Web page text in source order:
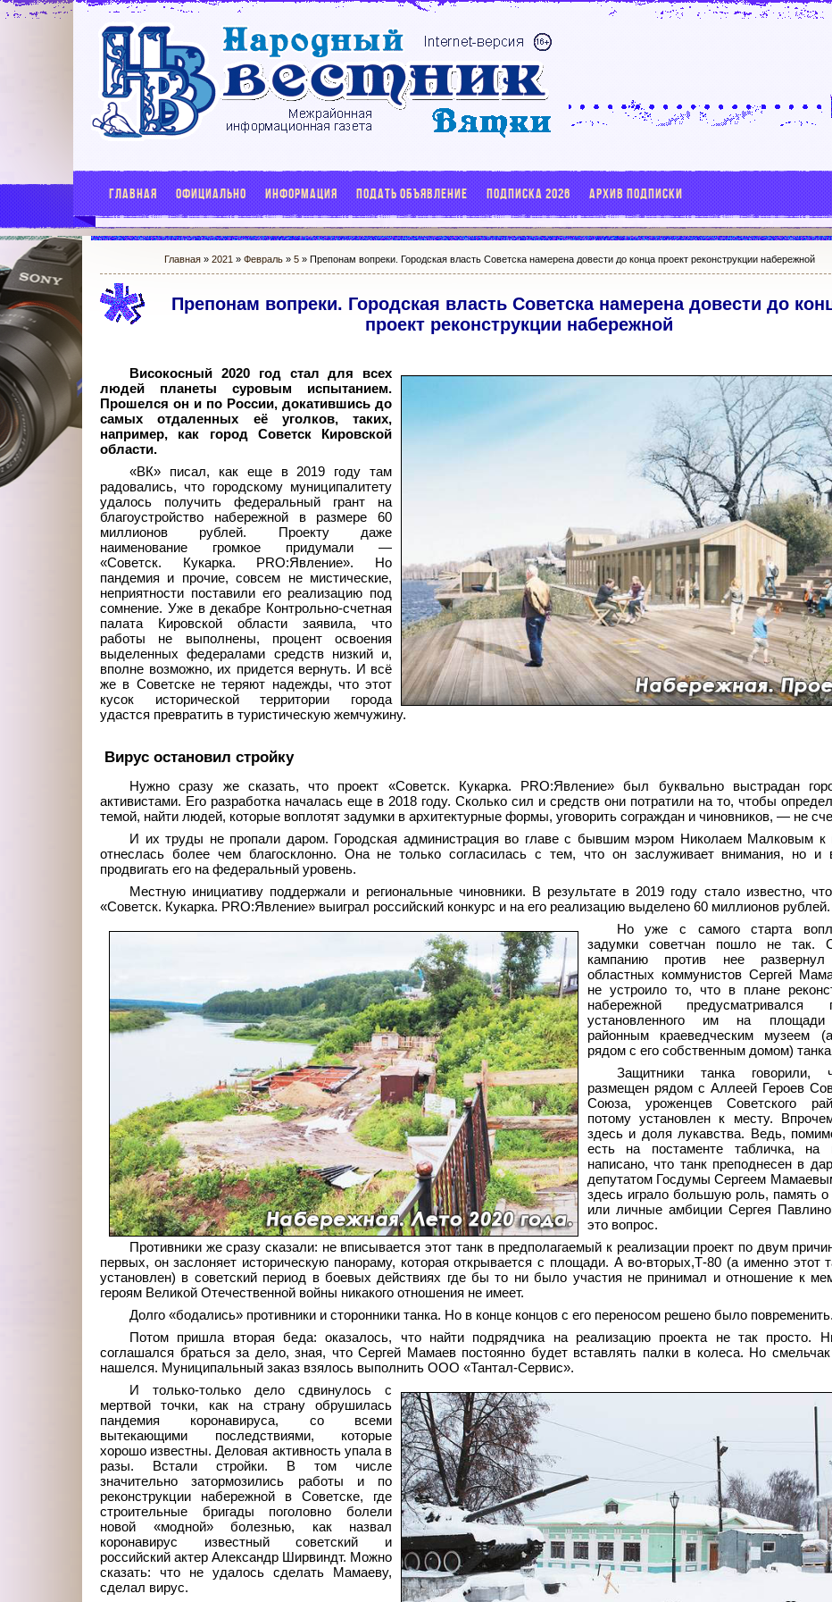
ГЛАВНАЯ ОФИЦИАЛЬНО ИНФОРМАЦИЯ ПОДАТЬ ОБЪЯВЛЕНИЕ ПОДПИСКА 2026 АРХИВ ПОДПИСКИ
Главная »2021 » Февраль » 5 » Препонам вопреки. Городская власть Советска намерена довести до конца проект реконструкции набережной
Препонам вопреки. Городская власть Советска намерена довести до
проект реконструкции набережной
Високосный 2020 год стал для всех
людей планеты суровым испытанием.
Прошелся он и по России, докатившись до
самых отдаленных её уголков, таких,
например, как город Советск Кировской
области.
«ВК» писал, как еще в 2019 году там
радовались, что городскому муниципалитету
удалось получить федеральный грант на
благоустройство набережной в размере 60
миллионов рублей. Проекту даже
наименование громкое придумали —
«Советск. Кукарка. PRO:Явление». Но
пандемия и прочие, совсем не мистические,
неприятности поставили его реализацию под
сомнение. Уже в декабре Контрольно-счетная
палата Кировской области заявила, что
работы не выполнены, процент освоения
выделенных федералами средств низкий и,
вполне возможно, их придется вернуть. И всё
же в Советске не теряют надежды, что этот
кусок исторической территории города
удастся превратить в туристическую жемчужину.
Вирус остановил стройку
Нужно сразу же сказать, что проект «Советск. Кукарка. PRO:Явление» был буквально выстрадан
активистами. Его разработка началась еще в 2018 году. Сколько сил и средств они потратили на то, чтобы
темой, найти людей, которые воплотят задумки в архитектурные формы, уговорить сограждан и чиновников, — не
И их труды не пропали даром. Городская администрация во главе с бывшим мэром Николаем Малковым к
отнеслась более чем благосклонно. Она не только согласилась с тем, что он заслуживает внимания, но и
продвигать его на федеральный уровень.
Местную инициативу поддержали и региональные чиновники. В результате в 2019 году стало известно,
«Советск. Кукарка. PRO:Явление» выиграл российский конкурс и на его реализацию выделено 60 миллионов рублей.
Но уже с самого старта
задумки советчан пошло не так.
кампанию против нее
областных коммунистов Сергей
не устроило то, что в плане
набережной предусматривался
установленного им на площади
районным краеведческим музеем
рядом с его собственным домом)
Защитники танка говорили,
размещен рядом с Аллеей Героев
Союза, уроженцев Советского
потому установлен к месту.
здесь и доля лукавства. Ведь,
есть на постаменте табличка, на
написано, что танк преподнесен в
депутатом Госдумы Сергеем
здесь играло большую роль, память
или личные амбиции Сергея
это вопрос.
Противники же сразу сказали: не вписывается этот танк в предполагаемый к реализации проект по двум
первых, он заслоняет историческую панораму, которая открывается с площади. А во-вторых,Т-80 (а именно этот
установлен) в советский период в боевых действиях где бы то ни было участия не принимал и отношение к
героям Великой Отечественной войны никакого отношения не имеет.
Долго «бодались» противники и сторонники танка. Но в конце концов с его переносом решено было повременить.
Потом пришла вторая беда: оказалось, что найти подрядчика на реализацию проекта не так просто.
соглашался браться за дело, зная, что Сергей Мамаев постоянно будет вставлять палки в колеса. Но
нашелся. Муниципальный заказ взялось выполнить ООО «Тантал-Сервис».
И только-только дело сдвинулось с
мертвой точки, как на страну обрушилась
пандемия коронавируса, со всеми
вытекающими последствиями, которые
хорошо известны. Деловая активность упала в
разы. Встали стройки. В том числе
значительно затормозились работы и по
реконструкции набережной в Советске, где
строительные бригады поголовно болели
новой «модной» болезнью, как назвал
коронавирус известный советский и
российский актер Александр Ширвиндт. Можно
сказать: что не удалось сделать Мамаеву,
сделал вирус.